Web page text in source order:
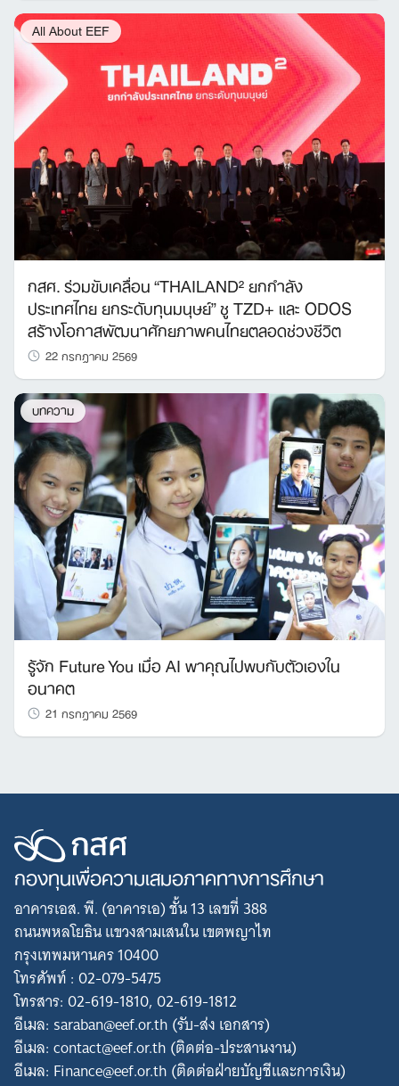
All About EEF
กสศ. ร่วมขับเคลื่อน “THAILAND² ยกกำลัง
ประเทศไทย ยกระดับทุนมนุษย์” ชู TZD+ และ ODOS
สร้างโอกาสพัฒนาศักยภาพคนไทยตลอดช่วงชีวิต
22 กรกฎาคม 2569
บทความ
รู้จัก Future You เมื่อ AI พาคุณไปพบกับตัวเองใน
อนาคต
21 กรกฎาคม 2569
กองทุนเพื่อความเสมอภาคทางการศึกษา
อาคารเอส. พี. (อาคารเอ) ชั้น 13 เลขที่ 388
ถนนพหลโยธิน แขวงสามเสนใน เขตพญาไท
กรุงเทพมหานคร 10400
โทรศัพท์ : 02-079-5475
โทรสาร: 02-619-1810, 02-619-1812
อีเมล: saraban@eef.or.th (รับ-ส่ง เอกสาร)
อีเมล: contact@eef.or.th (ติดต่อ-ประสานงาน)
อีเมล: Finance@eef.or.th (ติดต่อฝ่ายบัญชีและการเงิน)